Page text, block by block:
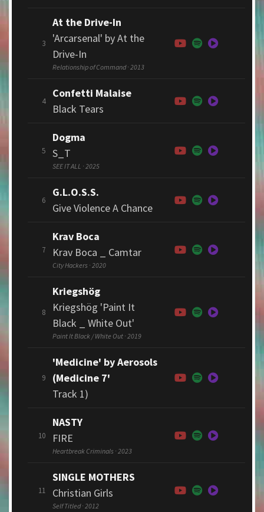
3
At the Drive-In
'Arcarsenal' by At the
Drive-In
Relationship of Command · 2013
4
Confetti Malaise
Black Tears
5
Dogma
S_T
SEE IT ALL · 2025
6
G.L.O.S.S.
Give Violence A Chance
7
Krav Boca
Krav Boca _ Camtar
City Hackers · 2020
8
Kriegshög
Kriegshög 'Paint It
Black _ White Out'
Paint It Black / White Out · 2019
9
'Medicine' by Aerosols
(Medicine 7'
Track 1)
10
NASTY
FIRE
Heartbreak Criminals · 2023
11
SINGLE MOTHERS
Christian Girls
Self Titled · 2012